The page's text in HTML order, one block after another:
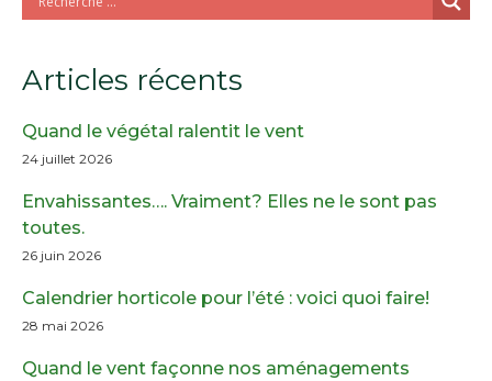
Articles récents
Quand le végétal ralentit le vent
24 juillet 2026
Envahissantes…. Vraiment? Elles ne le sont pas
toutes.
26 juin 2026
Calendrier horticole pour l’été : voici quoi faire!
28 mai 2026
Quand le vent façonne nos aménagements